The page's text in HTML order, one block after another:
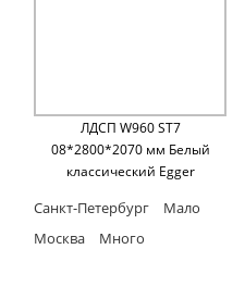
ЛДСП W960 ST7
08*2800*2070 мм Белый
классический Egger
Санкт-Петербург
Мало
Москва
Много